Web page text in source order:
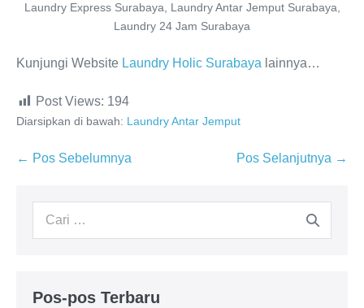
Laundry Express Surabaya, Laundry Antar Jemput Surabaya,
Laundry 24 Jam Surabaya
Kunjungi Website Laundry Holic Surabaya lainnya…
Post Views: 194
Diarsipkan di bawah: Laundry Antar Jemput
Navigasi
← Pos Sebelumnya Pos Selanjutnya →
Pencarian
Pos-pos Terbaru